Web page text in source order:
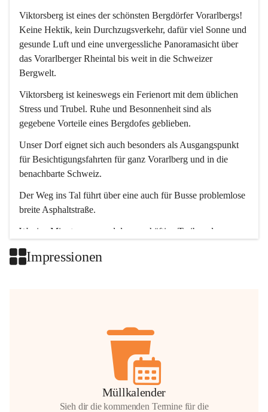
Viktorsberg ist eines der schönsten Bergdörfer Vorarlbergs!
Keine Hektik, kein Durchzugsverkehr, dafür viel Sonne und
gesunde Luft und eine unvergessliche Panoramasicht über
das Vorarlberger Rheintal bis weit in die Schweizer
Bergwelt.
Viktorsberg ist keineswegs ein Ferienort mit dem üblichen
Stress und Trubel. Ruhe und Besonnenheit sind als
gegebene Vorteile eines Bergdofes geblieben.
Unser Dorf eignet sich auch besonders als Ausgangspunkt
für Besichtigungsfahrten für ganz Vorarlberg und in die
benachbarte Schweiz.
Der Weg ins Tal führt über eine auch für Busse problemlose
breite Asphaltstraße.
Wenige Minuten nur, und das geschäftige Treiben der
Impressionen
Müllkalender
Sieh dir die kommenden Termine für die